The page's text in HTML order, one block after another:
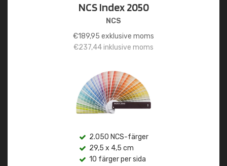
NCS Index 2050
NCS
€189,95 exklusive moms
€237,44inklusive moms
2.050 NCS-färger
29,5 x 4,5 cm
10 färger per sida